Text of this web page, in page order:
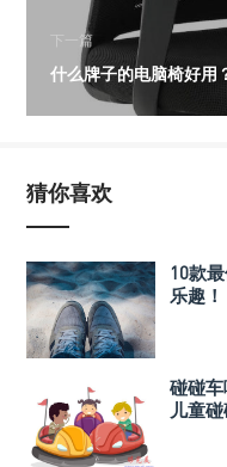
下一篇
什么牌子的电脑椅好用
猜你喜欢
10款
乐趣！
碰碰
儿童